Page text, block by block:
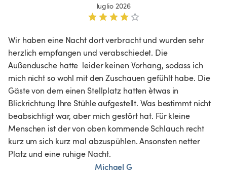
luglio 2026
Wir haben eine Nacht dort verbracht und wurden sehr
herzlich empfangen und verabschiedet. Die
Außendusche hatte  leider keinen Vorhang, sodass ich
mich nicht so wohl mit den Zuschauen gefühlt habe. Die
Gäste von dem einen Stellplatz hatten ètwas in
Blickrichtung Ihre Stühle aufgestellt. Was bestimmt nicht
beabsichtigt war, aber mich gestört hat. Für kleine
Menschen ist der von oben kommende Schlauch recht
kurz um sich kurz mal abzuspühlen. Ansonsten netter
Platz und eine ruhige Nacht.
Michael G